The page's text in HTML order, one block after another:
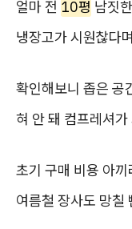
얼마 전 10평 남짓
냉장고가 시원찮다
확인해보니 좁은 공
혀 안 돼 컴프레셔
초기 구매 비용 아
여름철 장사도 망칠